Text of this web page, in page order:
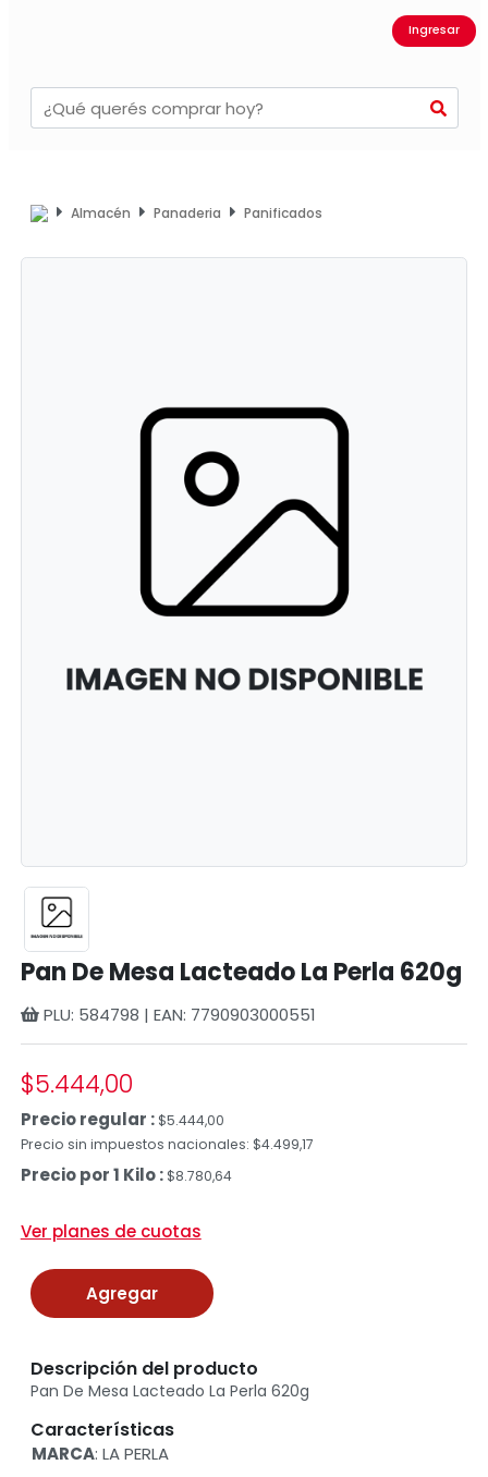
Ingresar
Almacén Panaderia Panificados
Pan De Mesa Lacteado La Perla 620g
PLU: 584798 | EAN: 7790903000551
$5.444,00
Precio regular :$5.444,00
Precio sin impuestos nacionales: $4.499,17
Precio por 1 Kilo : $8.780,64
Ver planes de cuotas
Agregar
Descripción del producto
Pan De Mesa Lacteado La Perla 620g
Características
MARCA: LA PERLA